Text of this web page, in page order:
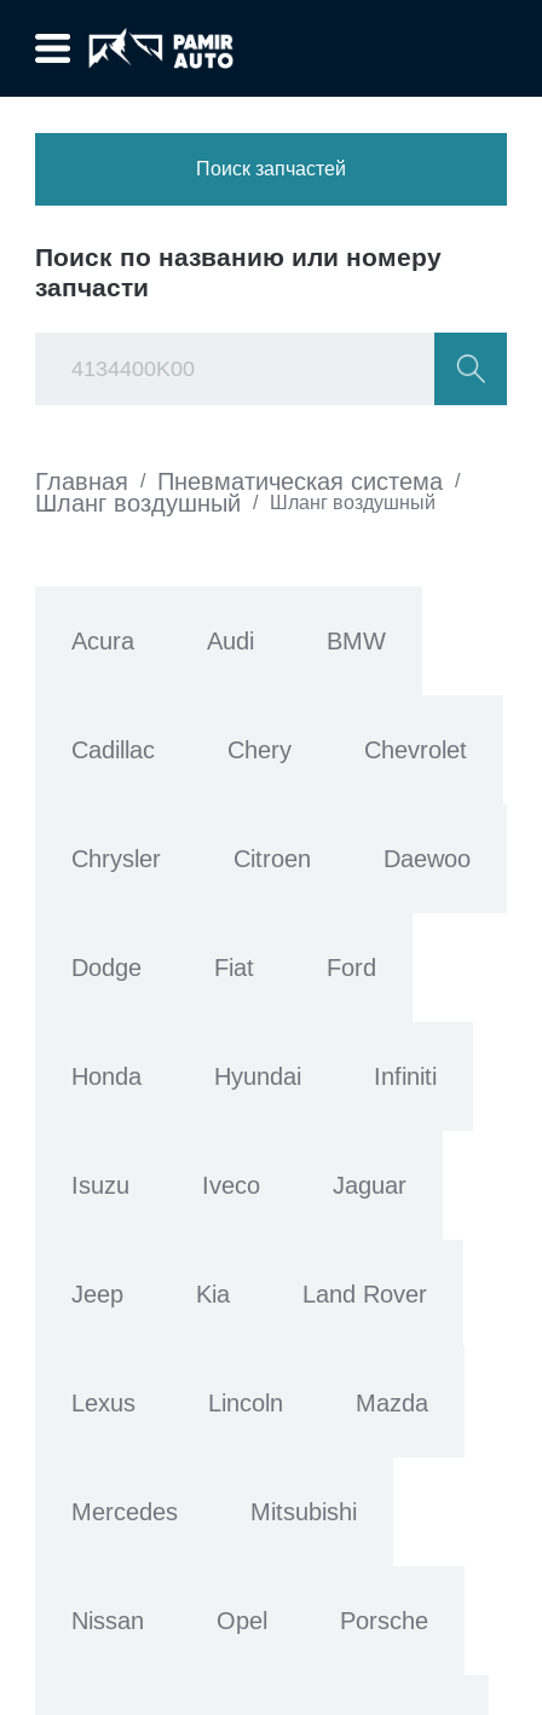
Поиск запчастей
Поиск по названию или номеру
запчасти
Главная / Пневматическая система /
Шланг воздушный / Шланг воздушный
Acura Audi BMW
Cadillac Chery Chevrolet
Chrysler Citroen Daewoo
Dodge Fiat Ford
Honda Hyundai Infiniti
Isuzu Iveco Jaguar
Jeep Kia Land Rover
Lexus Lincoln Mazda
Mercedes Mitsubishi
Nissan Opel Porsche